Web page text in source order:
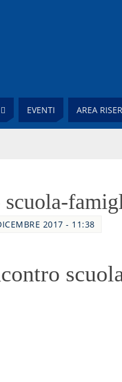
EVENTI AREA
scuola-
2017 - 11:38